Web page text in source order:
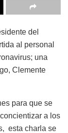
del
al personal
una
Clemente
para que se
a los
esta charla se